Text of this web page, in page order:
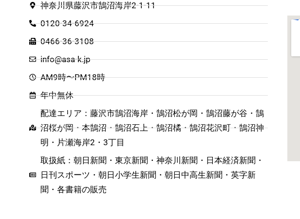
神奈川県藤沢市鵠沼海岸2-1-11
0120-34-6924
0466-36-3108
info@asa-k.jp
AM9時〜PM18時
年中無休
配達エリア：藤沢市鵠沼海岸・鵠沼松が岡・鵠沼藤が谷・鵠
沼桜が岡・本鵠沼・鵠沼石上・鵠沼橘・鵠沼花沢町・鵠沼神
明・片瀬海岸2・3丁目
取扱紙：朝日新聞・東京新聞・神奈川新聞・日本経済新聞・
日刊スポーツ・朝日小学生新聞・朝日中高生新聞・英字新
聞・各書籍の販売